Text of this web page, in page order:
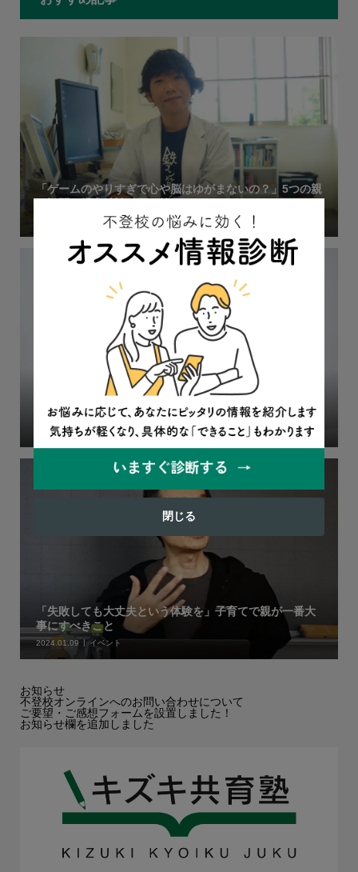
「ゲームのやりすぎで心や脳はゆがまないの？」5つの親
インタビュー
俳優：町田啓太さんに聞く / 「甘すぎる教育」が心を救
う、フリースクールが舞台の連続ドラマ
2026.04.07 インタビュー
「失敗しても大丈夫という体験を」子育てで親が一番大
事にすべきこと
2024.01.09 イベント
お知らせ
不登校オンラインへのお問い合わせについて
ご要望・ご感想フォームを設置しました！
お知らせ欄を追加しました
閉じる